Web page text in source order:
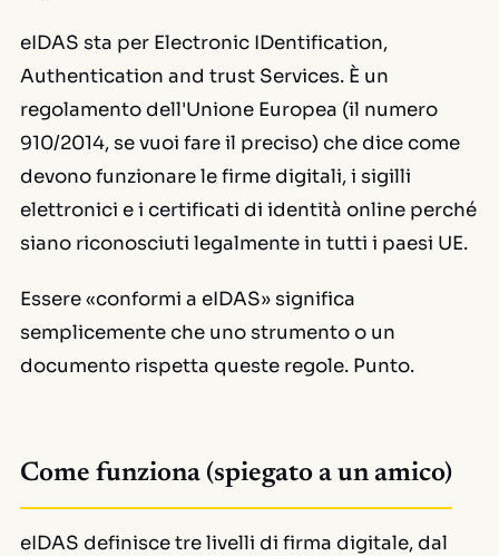
eIDAS sta per Electronic IDentification,
Authentication and trust Services. È un
regolamento dell'Unione Europea (il numero
910/2014, se vuoi fare il preciso) che dice come
devono funzionare le firme digitali, i sigilli
elettronici e i certificati di identità online perché
siano riconosciuti legalmente in tutti i paesi UE.
Essere «conformi a eIDAS» significa
semplicemente che uno strumento o un
documento rispetta queste regole. Punto.
Come funziona (spiegato a un amico)
eIDAS definisce tre livelli di firma digitale, dal